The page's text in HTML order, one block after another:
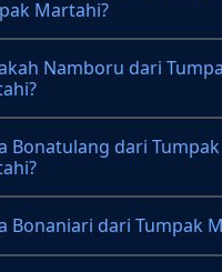
Martahi?
Namboru dari
Bonatulang dari Tumpak
Bonaniari dari Tumpak